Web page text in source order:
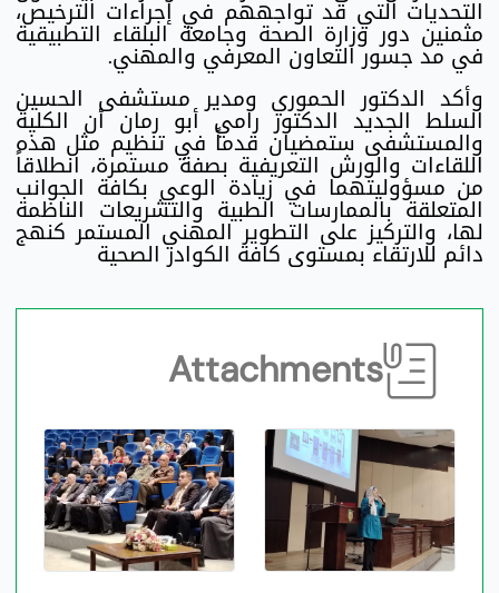
التحديات التي قد تواجههم في إجراءات الترخيص،
مثمنين دور وزارة الصحة وجامعة البلقاء التطبيقية
في مد جسور التعاون المعرفي والمهني.
وأكد الدكتور الحموري ومدير مستشفى الحسين
السلط الجديد الدكتور رامي أبو رمان أن الكلية
والمستشفى ستمضيان قدماً في تنظيم مثل هذه
اللقاءات والورش التعريفية بصفة مستمرة، انطلاقاً
من مسؤوليتهما في زيادة الوعي بكافة الجوانب
المتعلقة بالممارسات الطبية والتشريعات الناظمة
لها، والتركيز على التطوير المهني المستمر كنهج
دائم للارتقاء بمستوى كافة الكوادر الصحية
Attachments